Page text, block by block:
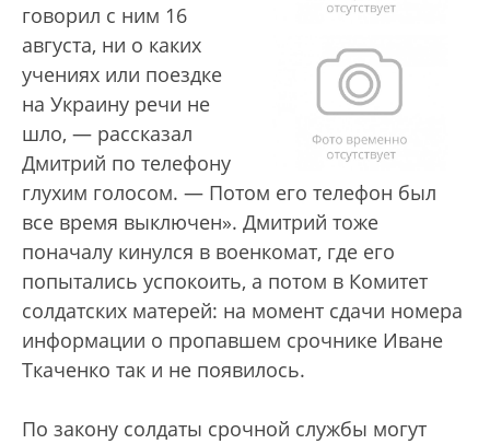
говорил с ним 16
августа, ни о каких
учениях или поездке
на Украину речи не
шло, — рассказал
Дмитрий по телефону
глухим голосом. — Потом его телефон был
все время выключен». Дмитрий тоже
поначалу кинулся в военкомат, где его
попытались успокоить, а потом в Комитет
солдатских матерей: на момент сдачи номера
информации о пропавшем срочнике Иване
Ткаченко так и не появилось.
По закону солдаты срочной службы могут